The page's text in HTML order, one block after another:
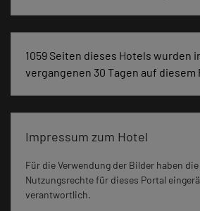
1059 Seiten dieses Hotels wurden
vergangenen 30 Tagen auf diesem
Impressum zum Hotel
Für die Verwendung der Bilder haben
Nutzungsrechte für dieses Portal
verantwortlich.